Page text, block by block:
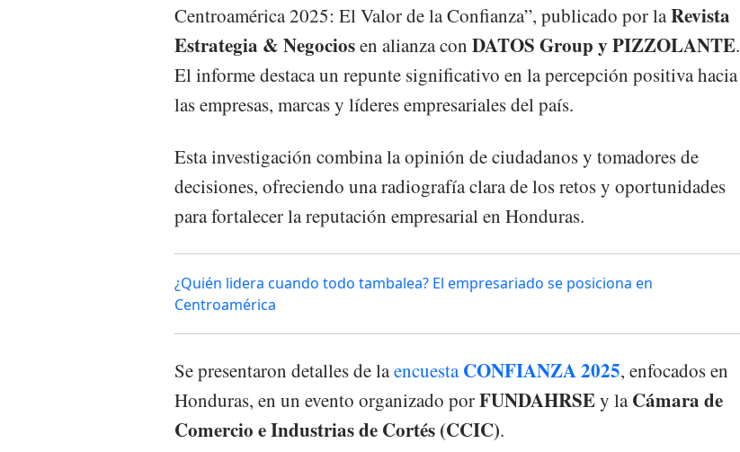
Centroamérica 2025: El Valor de la Confianza”, publicado por laRevista
Estrategia & Negociosen alianza con DATOS Group y PIZZOLANTE.
El informe destaca un repunte significativo en la percepción positiva hacia
las empresas, marcas y líderes empresariales del país.
Esta investigación combina la opinión de ciudadanos y tomadores de
decisiones, ofreciendo una radiografía clara de los retos y oportunidades
para fortalecer la reputación empresarial en Honduras.
¿Quién lidera cuando todo tambalea? El empresariado se posiciona en
Centroamérica
Se presentaron detalles de laencuestaCONFIANZA 2025, enfocados en
Honduras, en un evento organizado porFUNDAHRSEy laCámara de
Comercio e Industrias de Cortés (CCIC).